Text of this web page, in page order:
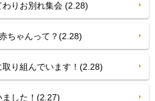
りお別れ集会 (2.28)
ゃんって？(2.28)
り組んでいます！(2.28)
した！(2.27)